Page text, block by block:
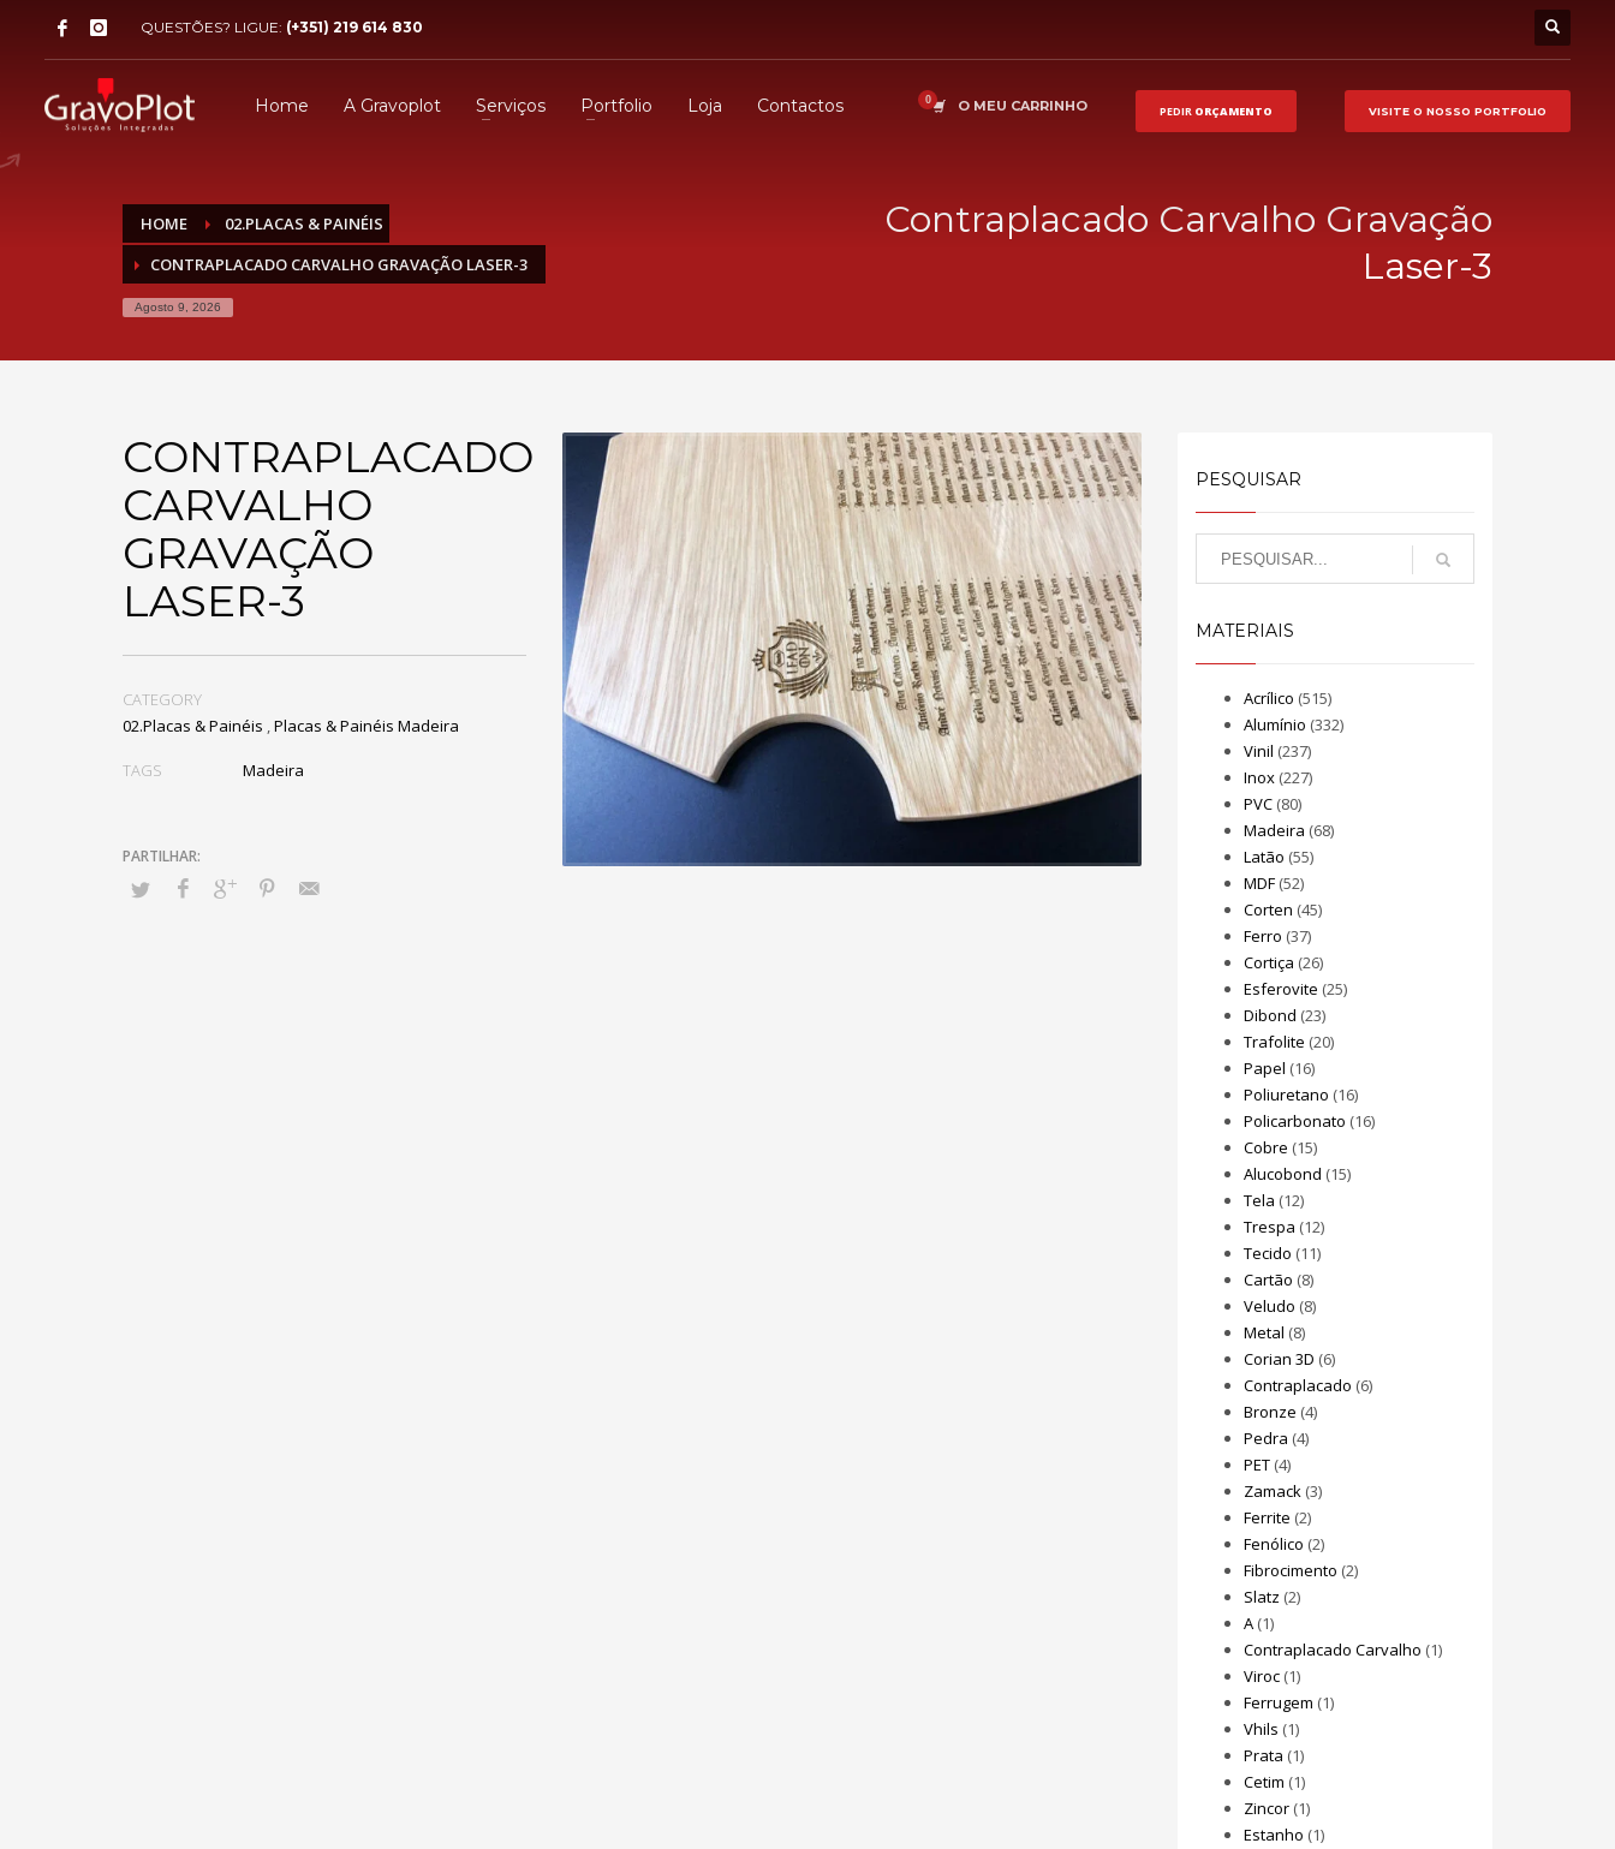
QUESTÕES? LIGUE: (+351) 219 614 830
Home A Gravoplot Serviços Portfolio Loja Contactos O MEU CARRINHO PEDIR ORÇAMENTO VISITE O NOSSO PORTFOLIO
HOME
02.PLACAS & PAINÉIS
CONTRAPLACADO CARVALHO GRAVAÇÃO LASER-3
Agosto 9, 2026
Contraplacado Carvalho Gravação
Laser-3
CONTRAPLACADO
CARVALHO
GRAVAÇÃO
LASER-3
CATEGORY
02.Placas & Painéis ,Placas & Painéis Madeira
TAGS Madeira
PESQUISAR
MATERIAIS
Acrílico (515)
Alumínio (332)
Vinil (237)
Inox(227)
PVC(80)
Madeira (68)
Latão (55)
MDF(52)
Corten (45)
Ferro (37)
Cortiça (26)
Esferovite (25)
Dibond (23)
Trafolite (20)
Papel (16)
Poliuretano (16)
Policarbonato (16)
Cobre (15)
Alucobond (15)
Tela (12)
Trespa (12)
Tecido (11)
Cartão (8)
Veludo (8)
Metal (8)
Corian 3D (6)
Contraplacado (6)
Bronze (4)
Pedra (4)
PET(4)
Zamack(3)
Ferrite (2)
Fenólico (2)
Fibrocimento (2)
Slatz (2)
A(1)
Contraplacado Carvalho (1)
Viroc(1)
Ferrugem (1)
Vhils (1)
Prata (1)
Cetim (1)
Zincor(1)
Estanho (1)